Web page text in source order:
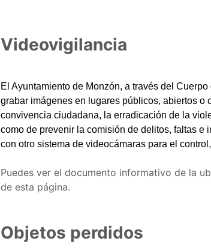
Videovigilancia
El Ayuntamiento de Monzón, a través del
grabar imágenes en lugares públicos, abiertos o
convivencia ciudadana, la erradicación de la
como de prevenir la comisión de delitos, faltas
con otro sistema de videocámaras para el
Puedes ver el documento informativo de la
de esta página.
Objetos perdidos